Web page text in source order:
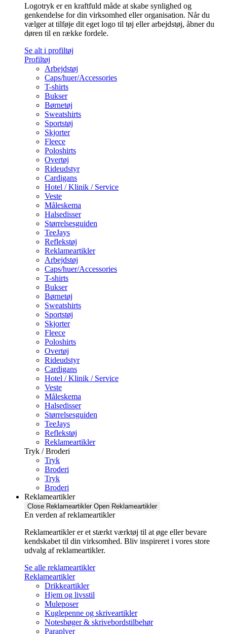
Logotryk er en kraftfuld måde at skabe synlighed og
genkendelse for din virksomhed eller organisation. Når du
vælger at tilføje dit eget logo til tøj eller arbejdstøj, åbner du
døren til en række fordele.
Se alt i profiltøj
Profiltøj
Arbejdstøj
Caps/huer/Accessories
T-shirts
Bukser
Børnetøj
Sweatshirts
Sportstøj
Skjorter
Fleece
Poloshirts
Overtøj
Rideudstyr
Cardigans
Hotel / Klinik / Service
Veste
Måleskema
Halsedisser
Størrelsesguiden
TeeJays
Reflekstøj
Reklameartikler
Arbejdstøj
Caps/huer/Accessories
T-shirts
Bukser
Børnetøj
Sweatshirts
Sportstøj
Skjorter
Fleece
Poloshirts
Overtøj
Rideudstyr
Cardigans
Hotel / Klinik / Service
Veste
Måleskema
Halsedisser
Størrelsesguiden
TeeJays
Reflekstøj
Reklameartikler
Tryk / Broderi
Tryk
Broderi
Tryk
Broderi
Reklameartikler
Close Reklameartikler Open Reklameartikler
En verden af reklameartikler ​
Reklameartikler er et stærkt værktøj til at øge eller bevare
kendskabet til din virksomhed. Bliv inspireret i vores store
udvalg af reklameartikler.
Se alle reklameartikler
Reklameartikler
Drikkeartikler
Hjem og livsstil
Muleposer
Kuglepenne og skriveartikler
Notesbøger & skrivebordstilbehør
Paraplyer